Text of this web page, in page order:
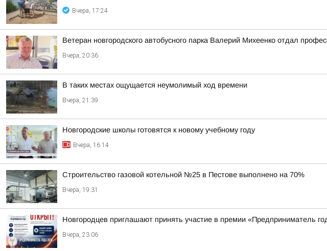
Вчера, 17:24
Ветеран новгородского автобусного парка Валерий Михеенко отдал
Вчера, 20:36
В таких местах ощущается неумолимый ход времени
Вчера, 21:39
Новгородские школы готовятся к новому учебному году
Вчера, 16:14
Строительство газовой котельной №25 в Пестове выполнено на 70%
Вчера, 19:31
Новгородцев приглашают принять участие в премии «Предприниматель
Вчера, 23:06